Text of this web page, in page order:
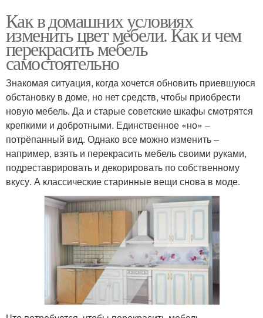
Как в домашних условиях
изменить цвет мебели. Как и чем
перекрасить мебель
самостоятельно
Знакомая ситуация, когда хочется обновить приевшуюся
обстановку в доме, но нет средств, чтобы приобрести
новую мебель. Да и старые советские шкафы смотрятся
крепкими и добротными. Единственное «но» –
потрёпанный вид. Однако все можно изменить –
например, взять и перекрасить мебель своими руками,
подреставрировать и декорировать по собственному
вкусу. А классические старинные вещи снова в моде.